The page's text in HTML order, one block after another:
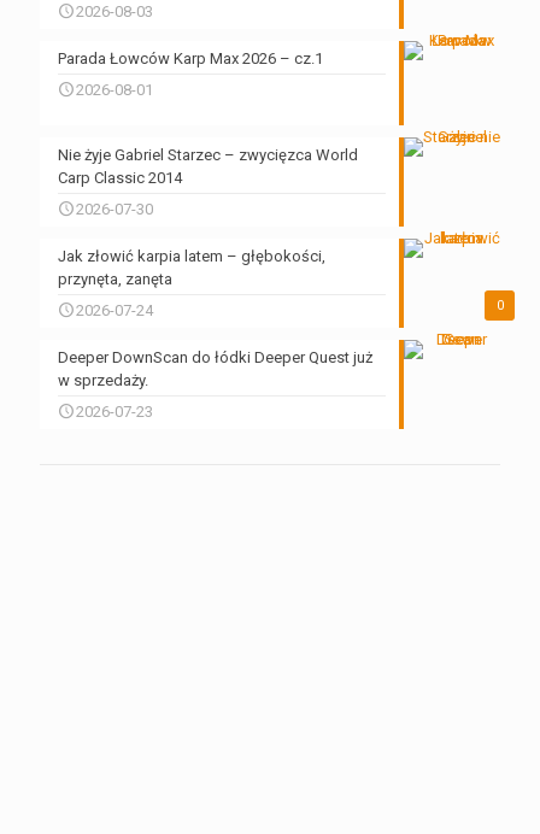
2026-08-03
Parada Łowców Karp Max 2026 – cz.1
2026-08-01
Nie żyje Gabriel Starzec – zwycięzca World
Carp Classic 2014
2026-07-30
0
Jak złowić karpia latem – głębokości,
przynęta, zanęta
2026-07-24
Deeper DownScan do łódki Deeper Quest już
w sprzedaży.
2026-07-23